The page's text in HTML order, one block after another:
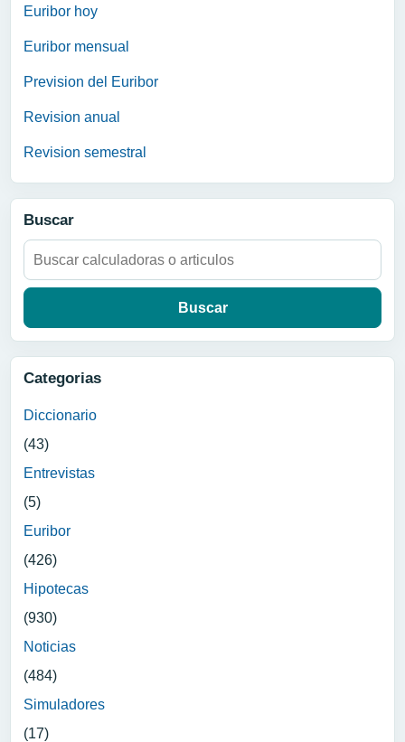
Euribor hoy
Euribor mensual
Prevision del Euribor
Revision anual
Revision semestral
Buscar
Buscar:
Categorias
Diccionario
(43)
Entrevistas
(5)
Euribor
(426)
Hipotecas
(930)
Noticias
(484)
Simuladores
(17)